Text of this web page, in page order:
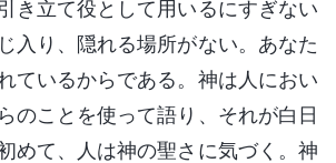
き立て役として用いるにすぎない
入り、隠れる場所がない。あなた
ているからである。神は人におい
のことを使って語り、それが白日
めて、人は神の聖さに気づく。神